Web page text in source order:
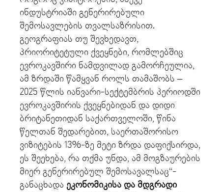
ინდუსტრიაში გენერირებული
შემოსავლების თვალსაზრისით.
გეოგრაფიას თუ შევხედავთ,
პრიორიტეტული ქვეყნები, რომლებშიც
ევროკავშირი ნამდვილად გამორჩეულია,
ამ ზრდაში წამყვან როლს თამაშობს –
2025 წლის იანვარი-სექტემბრის პერიოდში
ევროკავშირის ქვეყნებიდან და დიდი
ბრიტანეთიდან საქართველოში, წინა
წელთან შედარებით, საერთაშორისო
ვიზიტების 13%-ზე მეტი ზრდა დაფიქსირდა,
ეს შეეხება, რა თქმა უნდა, ამ მოგზაურების
მიერ გენერირებულ შემოსავალსაც“-
განაცხადა ეკონომიკისა და მდგრადი